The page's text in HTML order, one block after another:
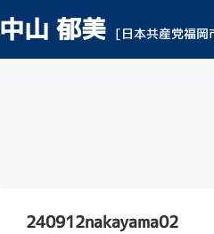
中山 郁美 [日本共産党福岡
240912nakayama02